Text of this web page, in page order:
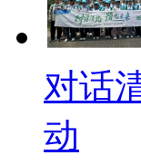
对话
动